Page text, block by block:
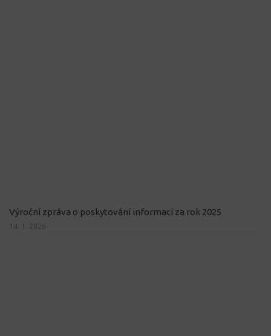
Výroční zpráva o poskytování informací za rok 2025
14. 1. 2026